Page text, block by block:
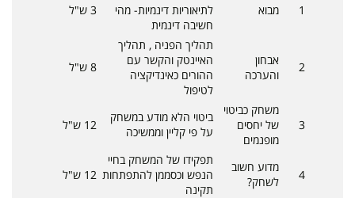
1 מבוא
לתיאוריות דינמיות- מהי
חשיבה דינמית
3 ש"ל
2
אבחון
והערכה
תהליך הפניה , תהליך
האיינטק והקשר עם
ההורים כאינדיקציה
לטיפול
8 ש"ל
3
משחק כביטוי
של יחסים
מופנמים
ביטוי הלא מודע במשחק
על פי קליין וממשיכה
12 ש"ל
4
מדוע חשוב
לשחק?
תפקידו של המשחק בחיי
הנפש וכסממן להתפתחות
תקינה
12 ש"ל